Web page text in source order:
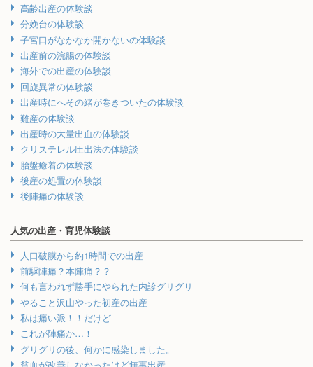
高齢出産の体験談
分娩台の体験談
子宮口がなかなか開かないの体験談
出産前の浣腸の体験談
海外での出産の体験談
回旋異常の体験談
出産時にへその緒が巻きついたの体験談
難産の体験談
出産時の大量出血の体験談
クリステレル圧出法の体験談
胎盤癒着の体験談
後産の処置の体験談
後陣痛の体験談
人気の出産・育児体験談
人口破膜から約1時間での出産
前駆陣痛？本陣痛？？
何も言われず勝手にやられた内診グリグリ
やること沢山やった初産の出産
私は痛い派！！だけど
これが陣痛か…！
グリグリの後、何かに感染しました。